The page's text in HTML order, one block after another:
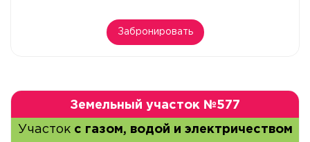
Забронировать
Земельный участок №577
Участок с газом, водой и электричеством